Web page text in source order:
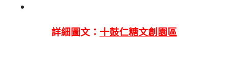
詳細圖文： 十鼓仁糖文創園區